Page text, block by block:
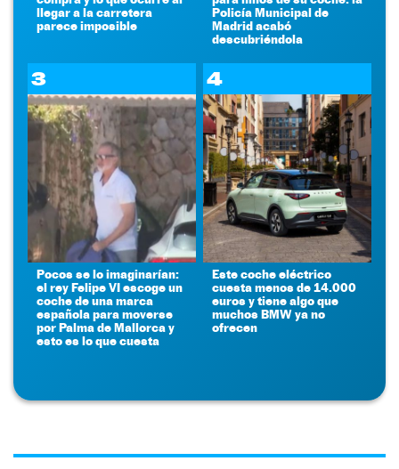
llegar a la carretera
parece imposible
Policía Municipal de
Madrid acabó
descubriéndola
3
Pocos se lo imaginarían:
el rey Felipe VI escoge un
coche de una marca
española para moverse
por Palma de Mallorca y
esto es lo que cuesta
4
Este coche eléctrico
cuesta menos de 14.000
euros y tiene algo que
muchos BMW ya no
ofrecen